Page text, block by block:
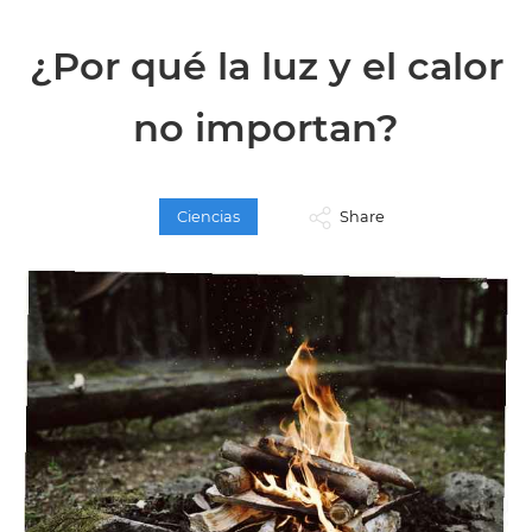
¿Por qué la luz y el calor
no importan?
Ciencias Share